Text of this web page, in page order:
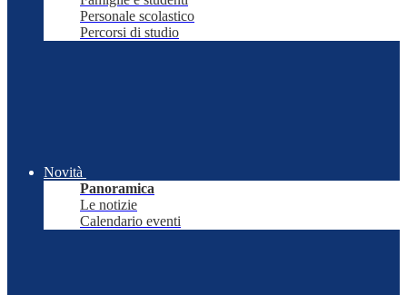
Personale scolastico
Percorsi di studio
Novità
Panoramica
Le notizie
Calendario eventi